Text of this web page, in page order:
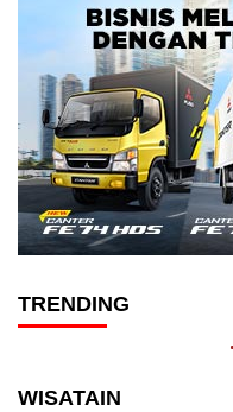
TRENDING
WISATAIN